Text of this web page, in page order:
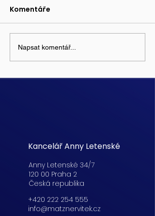
Komentáře
Napsat komentář...
Kancelář Anny Letenské
Anny Letenské 34/7
120 00 Praha 2
Česká republika
+420 222 254 555
info@matznervitek.cz